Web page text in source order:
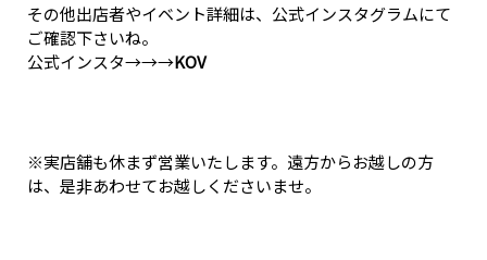
その他出店者やイベント詳細は、公式インスタグラムにて
ご確認下さいね。
公式インスタ→→→KOV
※実店舗も休まず営業いたします。遠方からお越しの方
は、是非あわせてお越しくださいませ。